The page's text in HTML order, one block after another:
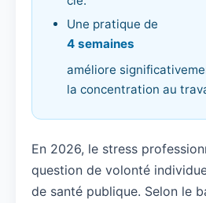
Une pratique de
4 semaines
améliore
la concentration au
En 2026, le stress
question de volonté
de santé publique. Selon le